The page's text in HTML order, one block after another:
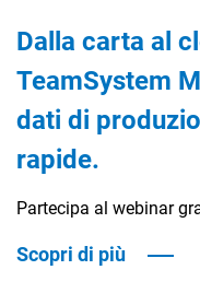
Dalla carta al
TeamSystem
dati di
rapide.
Partecipa al webinar
Scopri di più